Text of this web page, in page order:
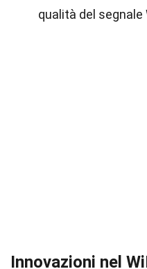
qualità del segnale
Innovazioni nel